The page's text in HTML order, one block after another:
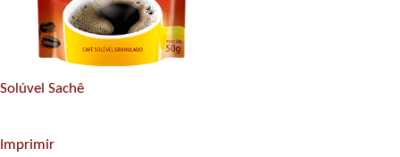
Solúvel Sachê
Imprimir